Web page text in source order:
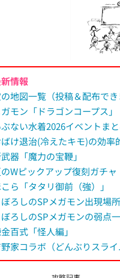
情報
地図一覧（投稿＆配布でき
ガモン「ドラゴンコープス」
ない水着2026イベントま
け退治(冷えたキモ)の効率
器「魔力の宝鞭」
Wピックアップ復刻ガチャ
ら「タタリ御前（強）」
ぼろしのSPメガモン出現場
ぼろしのSPメガモンの弱点
百式「怪人編」
家コラボ（どんぶりスライ